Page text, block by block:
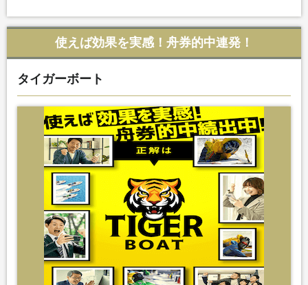
使えば効果を実感！舟券的中連発！
タイガーボート